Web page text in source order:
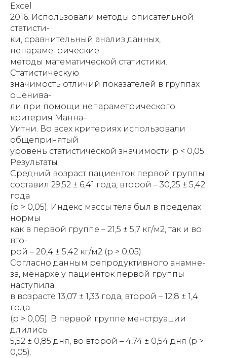
Excel
2016. Использовали методы описательной
статисти-
ки, сравнительный анализ данных,
непараметрические
методы математической статистики.
Статистическую
значимость отличий показателей в группах
оценива-
ли при помощи непараметрического
критерия Манна–
Уитни. Во всех критериях использовали
общепринятый
уровень статистической значимости р < 0,05.
Результаты
Средний возраст пациенток первой группы
составил 29,52 ± 6,41 года, второй – 30,25 ± 5,42
года
(р > 0,05). Индекс массы тела был в пределах
нормы
как в первой группе – 21,5 ± 5,7 кг/м2, так и во
вто-
рой – 20,4 ± 5,42 кг/м2 (р > 0,05).
Согласно данным репродуктивного анамне-
за, менархе у пациенток первой группы
наступила
в возрасте 13,07 ± 1,33 года, второй – 12,8 ± 1,4
года
(р > 0,05). В первой группе менструации
длились
5,52 ± 0,85 дня, во второй – 4,74 ± 0,54 дня (р >
0,05).